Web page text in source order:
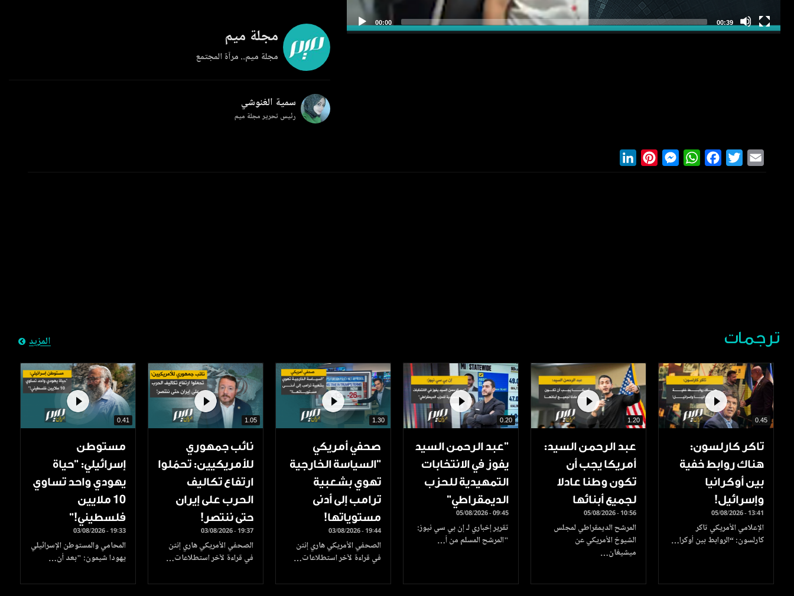
مجلة ميم
مجلة ميم.. مرآة المجتمع
سمية الغنوشي
رئيس تحرير مجلة ميم
LinkedInPinterestMessengerWhatsAppFacebook
Twitter
ترجمات المزيد
0.45
تاكر كارلسون:
هناك روابط خفية
بين أوكرانيا
وإسرائيل!
05/08/2026 - 13:41
الإعلامي الأمريكي تاكر
كارلسون: “الروابط بين أوكرا…
1.20
عبد الرحمن السيد:
أمريكا يجب أن
تكون وطنا عادلا
لجميع أبنائها
05/08/2026 - 10:56
المرشح الديمقراطي لمجلس
الشيوخ الأمريكي عن
ميشيغان…
0.20
"عبد الرحمن السيد
يفوز في الانتخابات
التمهيدية للحزب
الديمقراطي"
05/08/2026 - 09:45
تقرير إخباري لـ إن بي سي نيوز:
"المرشح المسلم من أ…
1.30
صحفي أمريكي
"السياسة الخارجية
تهوي بشعبية
ترامب إلى أدنى
مستوياتها!
03/08/2026 - 19:44
الصحفي الأمريكي هاري إنتن
في قراءة لآخر استطلاعات…
1.05
نائب جمهوري
للأمريكيين: تحمّلوا
ارتفاع تكاليف
الحرب على إيران
حتى ننتصر!
03/08/2026 - 19:37
الصحفي الأمريكي هاري إنتن
في قراءة لآخر استطلاعات…
0.41
مستوطن
إسرائيلي: "حياة
يهودي واحد تساوي
10 ملايين
فلسطيني!”
03/08/2026 - 19:33
المحامي والمستوطن الإسرائيلي
يهودا شيمون: "بعد أن…